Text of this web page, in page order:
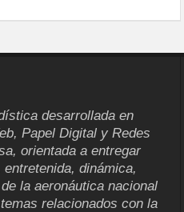
desarrollada en
Papel Digital y Redes
orientada a entregar
dinámica,
la aeronáutica nacional
relacionados con la